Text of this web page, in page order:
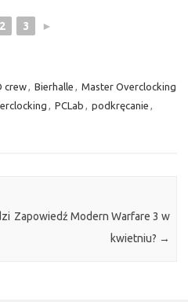
2 3 ►
crew Bierhalle
Master Overclocking
PCLab podkręcanie
Zapowiedź Modern Warfare 3 w
kwietniu? →